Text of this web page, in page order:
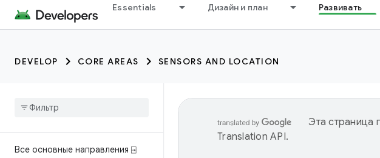
Essentials Дизайн и план Развивать
DEVELOP CORE AREAS SENSORS AND LOCATION
Все основные направления ⍈
Эта страница
Translation API.